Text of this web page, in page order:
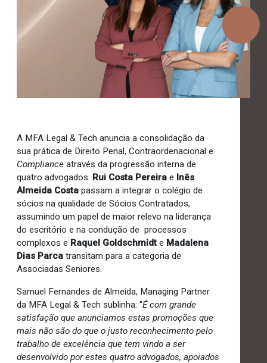
A MFA Legal & Tech anuncia a consolidação da
sua prática de Direito Penal, Contraordenacional e
Compliance através da progressão interna de
quatro advogados. Rui Costa Pereirae Inês
Almeida Costapassam a integrar o colégio de
sócios na qualidade de Sócios Contratados,
assumindo um papel de maior relevo na liderança
do escritório e na condução de processos
complexos e Raquel Goldschmidte Madalena
Dias Parcatransitam para a categoria de
Associadas Seniores.
Samuel Fernandes de Almeida, Managing Partner
da MFA Legal & Tech sublinha: "É com grande
satisfação que anunciamos estas promoções que
mais não são do que o justo reconhecimento pelo
trabalho de excelência que tem vindo a ser
desenvolvido por estes quatro advogados, apoiados